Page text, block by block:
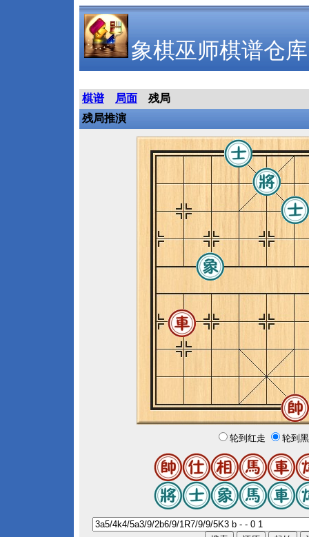
象棋巫师棋谱仓库
棋谱 局面
残局
残局推演
轮到红走 轮到